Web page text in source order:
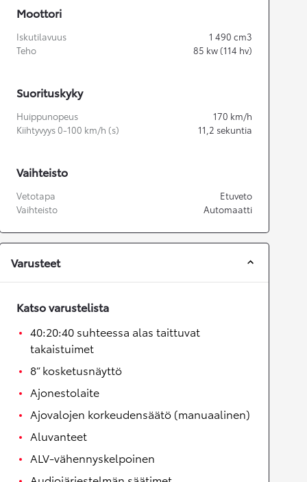
Moottori
Iskutilavuus 1 490 cm3
Teho
85 kw (114 hv)
Suorituskyky
Huippunopeus 170 km/h
Kiihtyvyys 0-100 km/h (s)
11,2 sekuntia
Vaihteisto
Vetotapa
Etuveto
Vaihteisto
Automaatti
Varusteet
Katso varustelista
40:20:40 suhteessa alas taittuvat
takaistuimet
8” kosketusnäyttö
Ajonestolaite
Ajovalojen korkeudensäätö (manuaalinen)
Aluvanteet
ALV-vähennyskelpoinen